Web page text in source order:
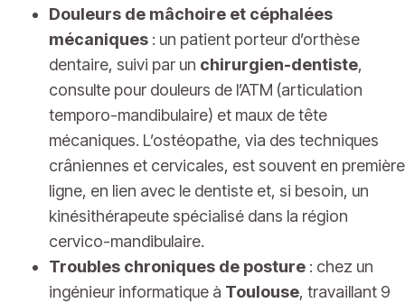
Douleurs de mâchoire et céphalées
mécaniques : un patient porteur d’orthèse
dentaire, suivi par un chirurgien-dentiste,
consulte pour douleurs de l’ATM (articulation
temporo-mandibulaire) et maux de tête
mécaniques. L’ostéopathe, via des techniques
crâniennes et cervicales, est souvent en première
ligne, en lien avec le dentiste et, si besoin, un
kinésithérapeute spécialisé dans la région
cervico-mandibulaire.
Troubles chroniques de posture : chez un
ingénieur informatique à Toulouse, travaillant 9